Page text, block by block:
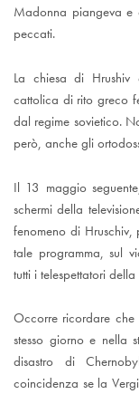
Madonna piangeva e
peccati.
La chiesa di Hrushiv
cattolica di rito greco
dal regime sovietico.
però, anche gli
Il 13 maggio
schermi della
fenomeno di
tale programma, sul
tutti i telespettatori
Occorre ricordare
stesso giorno e nella
disastro di
coincidenza se la